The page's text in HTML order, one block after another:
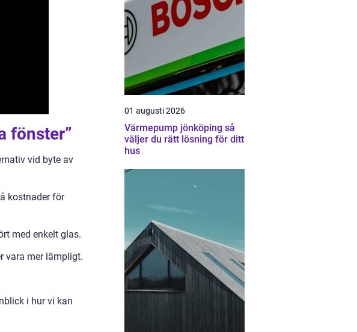
fönster”
vid byte av
kostnader för
med enkelt glas.
vara mer lämpligt.
i hur vi kan
01 augusti 2026
Värmepump jönköping så
väljer du rätt lösning för ditt
hus